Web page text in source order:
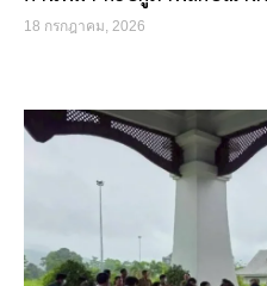
18 กรกฎาคม, 2026